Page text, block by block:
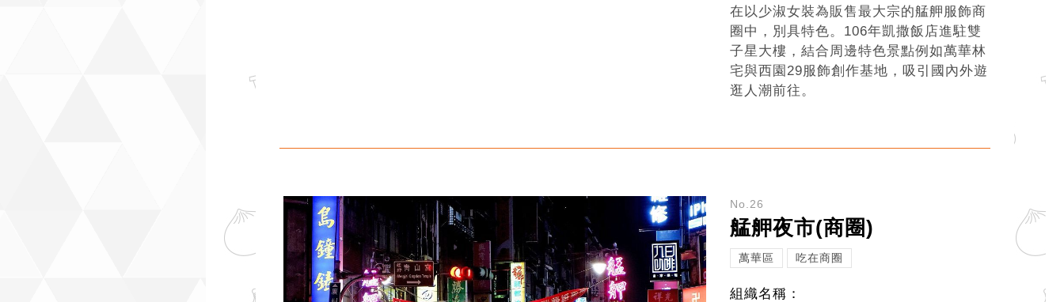
在以少淑女裝為販售最大宗的艋舺服飾商
圈中，別具特色。106年凱撒飯店進駐雙
子星大樓，結合周邊特色景點例如萬華林
宅與西園29服飾創作基地，吸引國內外遊
逛人潮前往。
No.26
艋舺夜市(商圈)
萬華區 吃在商圈
組織名稱：